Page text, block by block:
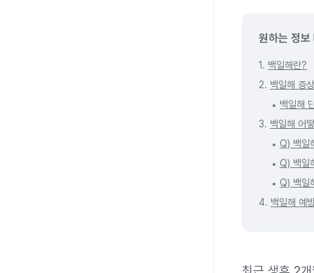
원하는 정보
1. 백일해란?
2. 백일해 증
백일해
3. 백일해 어
Q) 백일
Q) 백일
Q) 백일
4. 백일해 예